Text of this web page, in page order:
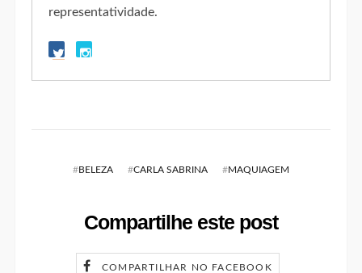
representatividade.
#BELEZA #CARLA SABRINA #MAQUIAGEM
Compartilhe este post
COMPARTILHAR NO FACEBOOK